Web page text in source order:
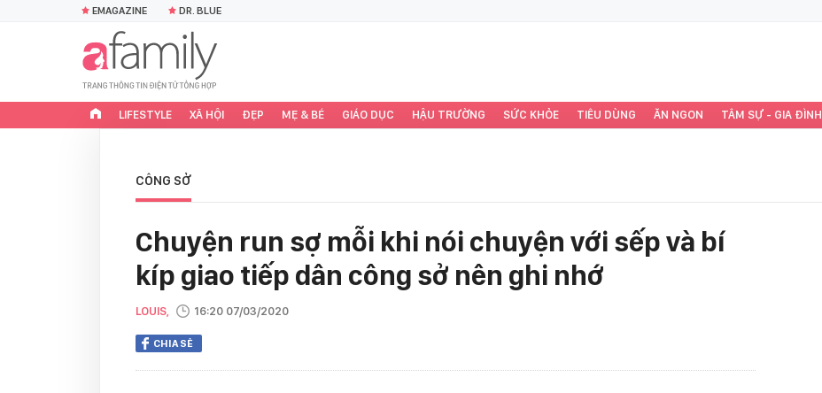
EMAGAZINE DR. BLUE
LIFESTYLE XÃ HỘI ĐẸP MẸ & BÉ GIÁO DỤC HẬU TRƯỜNG SỨC KHỎE TIÊU DÙNG ĂN NGON TÂM SỰ - GIA ĐÌNH
CÔNG SỞ
Chuyện run sợ mỗi khi nói chuyện với sếp và bí
kíp giao tiếp dân công sở nên ghi nhớ
LOUIS, 16:20 07/03/2020
CHIA SẺ